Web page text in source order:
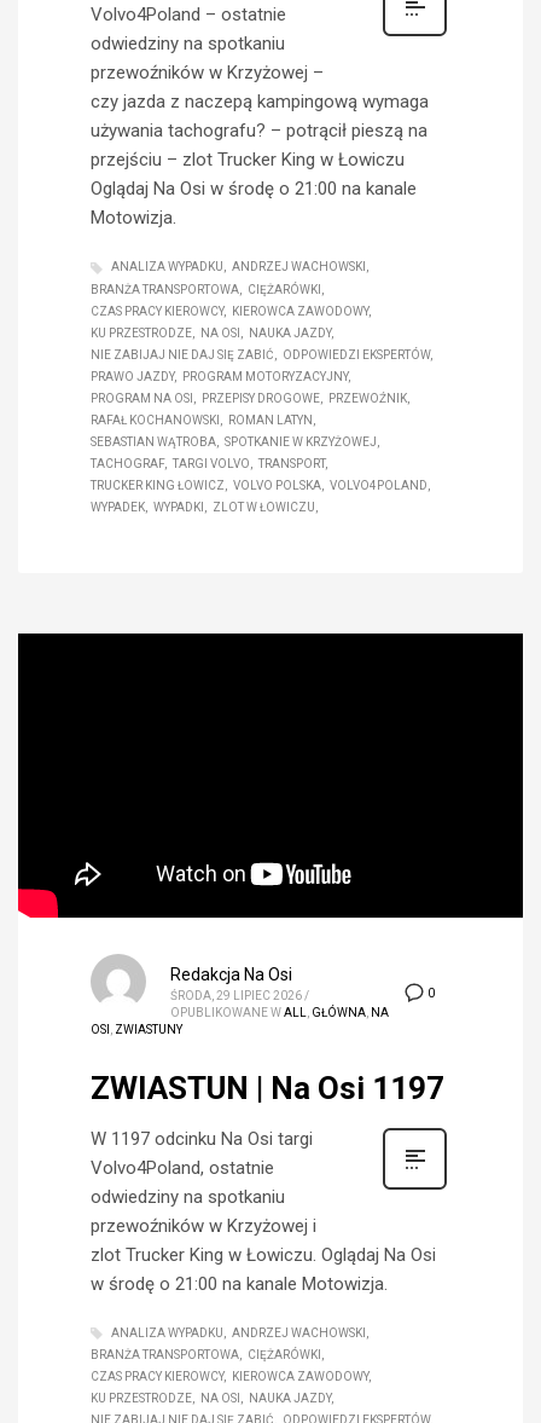
Volvo4Poland – ostatnie
odwiedziny na spotkaniu
przewoźników w Krzyżowej –
czy jazda z naczepą kampingową wymaga
używania tachografu? – potrącił pieszą na
przejściu – zlot Trucker King w Łowiczu
Oglądaj Na Osi w środę o 21:00 na kanale
Motowizja.
ANALIZA WYPADKU
ANDRZEJ WACHOWSKI
BRANŻA TRANSPORTOWA
CIĘŻARÓWKI
CZAS PRACY KIEROWCY
KIEROWCA ZAWODOWY
KU PRZESTRODZE
NA OSI
NAUKA JAZDY
NIE ZABIJAJ NIE DAJ SIĘ ZABIĆ
ODPOWIEDZI EKSPERTÓW
PRAWO JAZDY
PROGRAM MOTORYZACYJNY
PROGRAM NA OSI
PRZEPISY DROGOWE
PRZEWOŹNIK
RAFAŁ KOCHANOWSKI
ROMAN LATYN
SEBASTIAN WĄTROBA
SPOTKANIE W KRZYŻOWEJ
TACHOGRAF
TARGI VOLVO
TRANSPORT
TRUCKER KING ŁOWICZ
VOLVO POLSKA
VOLVO4POLAND
WYPADEK
WYPADKI ZLOT W ŁOWICZU
0
Redakcja Na Osi
ŚRODA, 29 LIPIEC 2026 /
OPUBLIKOWANE WALL GŁÓWNA NA
OSI
ZWIASTUNY
ZWIASTUN | Na Osi 1197
W 1197 odcinku Na Osi targi
Volvo4Poland, ostatnie
odwiedziny na spotkaniu
przewoźników w Krzyżowej i
zlot Trucker King w Łowiczu. Oglądaj Na Osi
w środę o 21:00 na kanale Motowizja.
ANALIZA WYPADKU
ANDRZEJ WACHOWSKI
BRANŻA TRANSPORTOWA
CIĘŻARÓWKI
CZAS PRACY KIEROWCY
KIEROWCA ZAWODOWY
KU PRZESTRODZE
NA OSI
NAUKA JAZDY
NIE ZABIJAJ NIE DAJ SIĘ ZABIĆ
ODPOWIEDZI EKSPERTÓW